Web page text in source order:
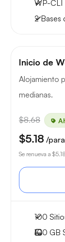
WP-CLI
2 Bases
Inicio de
Alojamiento
medianas.
$8.68
$5.18 /para
Se renueva a $5.18
100
100 GB